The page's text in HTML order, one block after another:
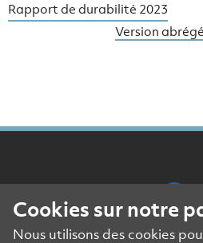
Rapport de durabilité 2023
Version
Mentions
Cookies sur notre
Nous utilisons des cookies